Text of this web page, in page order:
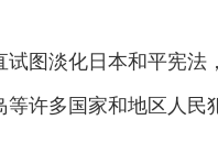
试图淡化日本和平宪
许多国家和地区人民